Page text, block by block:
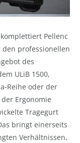
Pellenc
professionellen
des
ULiB 1500,
Reihe oder der
Ergonomie
Tragegurt
bringt einerseits
Verhältnissen,